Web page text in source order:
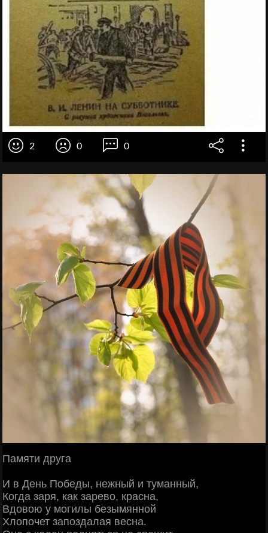
2 0 0
Памяти друга
И в День Победы, нежный и туманный,
Когда заря, как зарево, красна,
Вдовою у могилы безымянной
Хлопочет запоздалая весна.